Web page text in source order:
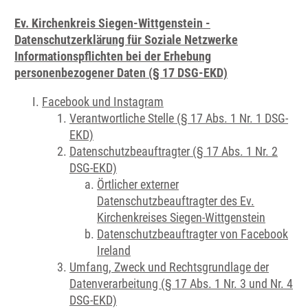
Ev. Kirchenkreis Siegen-Wittgenstein -
Datenschutzerklärung für Soziale Netzwerke
Informationspflichten bei der Erhebung
personenbezogener Daten (§ 17 DSG-EKD)
Facebook und Instagram
Verantwortliche Stelle (§ 17 Abs. 1 Nr. 1 DSG-
EKD)
Datenschutzbeauftragter (§ 17 Abs. 1 Nr. 2
DSG-EKD)
Örtlicher externer
Datenschutzbeauftragter des Ev.
Kirchenkreises Siegen-Wittgenstein
Datenschutzbeauftragter von Facebook
Ireland
Umfang, Zweck und Rechtsgrundlage der
Datenverarbeitung (§ 17 Abs. 1 Nr. 3 und Nr. 4
DSG-EKD)